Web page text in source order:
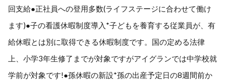
回支給●正社員への登用多数(ライフステージに合わせて働け
ます)●子の看護休暇制度導入*子どもを養育する従業員が、有
給休暇とは別に取得できる休暇制度です。国の定める法律
上、小学3年生修了までが対象ですがアイグランでは中学校就
学前が対象です!●孫休暇の新設*孫の出産予定日の8週間前か